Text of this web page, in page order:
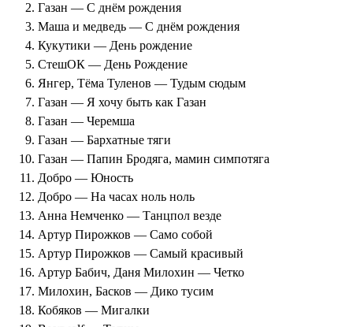
Газан — С днём рождения
Маша и медведь — С днём рождения
Кукутики — День рождение
СтешОК — День Рождение
Янгер, Тёма Туленов — Тудым сюдым
Газан — Я хочу быть как Газан
Газан — Черемша
Газан — Бархатные тяги
Газан — Папин Бродяга, мамин симпотяга
Добро — Юность
Добро — На часах ноль ноль
Анна Немченко — Танцпол везде
Артур Пирожков — Само собой
Артур Пирожков — Самый красивый
Артур Бабич, Даня Милохин — Четко
Милохин, Басков — Дико тусим
Кобяков — Мигалки